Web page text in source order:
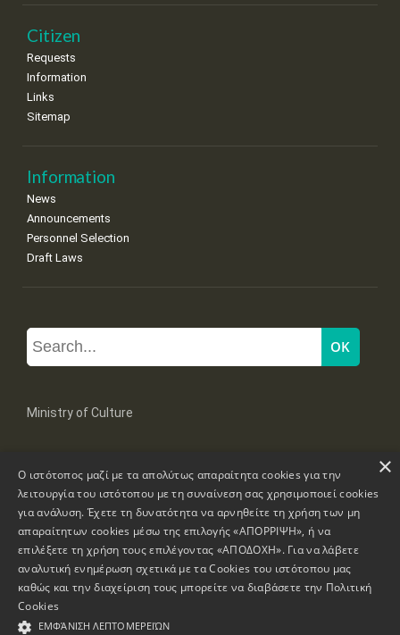
Citizen
Requests
Information
Links
Sitemap
Information
News
Announcements
Personnel Selection
Draft Laws
Ministry of Culture
Tel: +30 2131322100, 2131322421
mail: grplk@culture.gr
Copyrights © 1995-2026 Ministry of Culture
×
Ο ιστότοπος μαζί με τα απολύτως απαραίτητα cookies για την
λειτουργία του ιστότοπου με τη συναίνεση σας χρησιμοποιεί cookies
για ανάλυση. Έχετε τη δυνατότητα να αρνηθείτε τη χρήση των μη
απαραίτητων cookies μέσω της επιλογής «ΑΠΟΡΡΙΨΗ», ή να
επιλέξετε τη χρήση τους επιλέγοντας «ΑΠΟΔΟΧΗ». Για να λάβετε
αναλυτική ενημέρωση σχετικά με τα Cookies του ιστότοπου μας
καθώς και την διαχείριση τους μπορείτε να διαβάσετε την Πολιτική
Cookies
ΕΜΦΆΝΙΣΗ ΛΕΠΤΟΜΕΡΕΙΏΝ